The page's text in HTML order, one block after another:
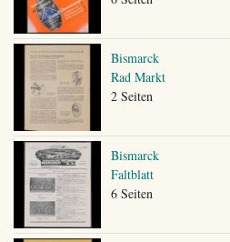
Bismarck
Rad Markt
2 Seiten
Bismarck
Faltblatt
6 Seiten